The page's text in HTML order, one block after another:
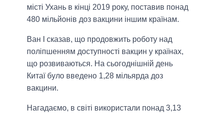
місті Ухань в кінці 2019 року, поставив понад
480 мільйонів доз вакцини іншим країнам.
Ван І сказав, що продовжить роботу над
поліпшенням доступності вакцин у країнах,
що розвиваються. На сьогоднішній день
Китаї було введено 1,28 мільярда доз
вакцини.
Нагадаємо, в світі використали понад 3,13